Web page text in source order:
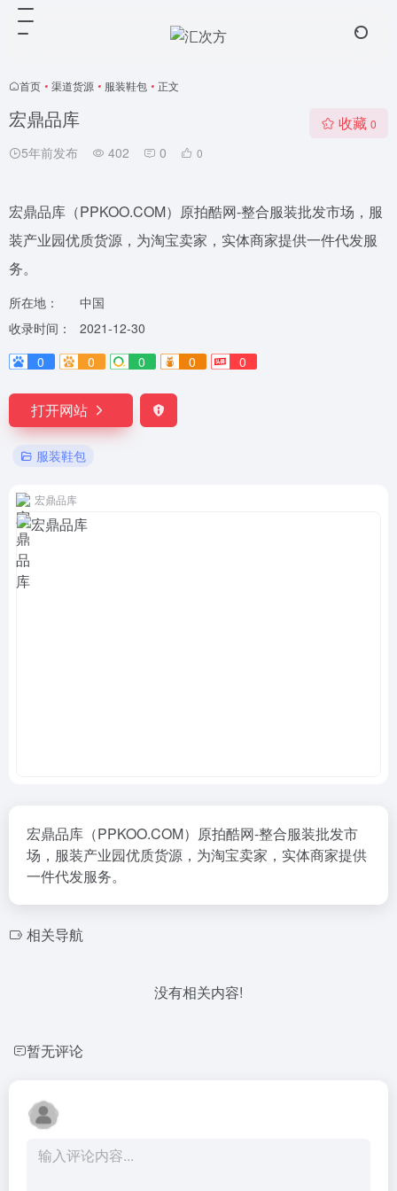
首页 • 渠道货源 • 服装鞋包 • 正文
宏鼎品库
5年前发布 402 0 0
收藏 0
宏鼎品库（PPKOO.COM）原拍酷网-整合服装批发市场，服
装产业园优质货源，为淘宝卖家，实体商家提供一件代发服
务。
所在地：
中国
收录时间：
2021-12-30
0
0 0 0 0
打开网站
服装鞋包
宏鼎品库
宏鼎品库（PPKOO.COM）原拍酷网-整合服装批发市
场，服装产业园优质货源，为淘宝卖家，实体商家提供
一件代发服务。
相关导航
没有相关内容!
暂无评论